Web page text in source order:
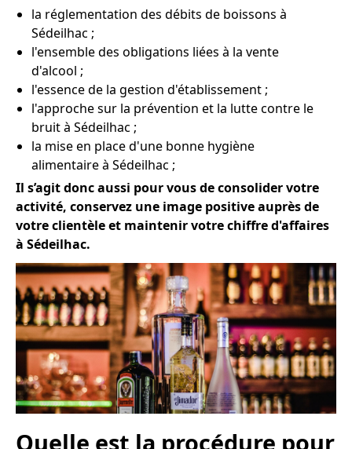
la réglementation des débits de boissons à
Sédeilhac ;
l'ensemble des obligations liées à la vente
d'alcool ;
l'essence de la gestion d'établissement ;
l'approche sur la prévention et la lutte contre le
bruit à Sédeilhac ;
la mise en place d'une bonne hygiène
alimentaire à Sédeilhac ;
Il s’agit donc aussi pour vous de consolider votre
activité, conservez une image positive auprès de
votre clientèle et maintenir votre chiffre d'affaires
à Sédeilhac.
Quelle est la procédure pour